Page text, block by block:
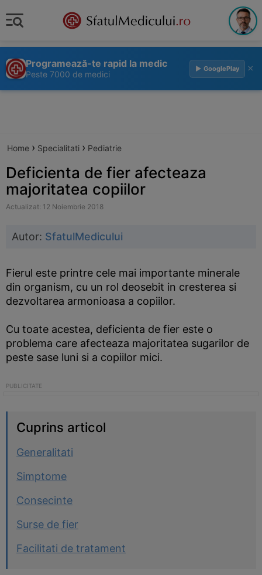
Programează-te rapid la medic
Peste 7000 de medici
▶ GooglePlay ×
Home › Specialitati › Pediatrie
Deficienta de fier afecteaza
majoritatea copiilor
Actualizat: 12 Noiembrie 2018
Autor: SfatulMedicului
Fierul este printre cele mai importante minerale
din organism, cu un rol deosebit in cresterea si
dezvoltarea armonioasa a copiilor.
Cu toate acestea, deficienta de fier este o
problema care afecteaza majoritatea sugarilor de
peste sase luni si a copiilor mici.
Cuprins articol
Generalitati
Simptome
Consecinte
Surse de fier
Facilitati de tratament